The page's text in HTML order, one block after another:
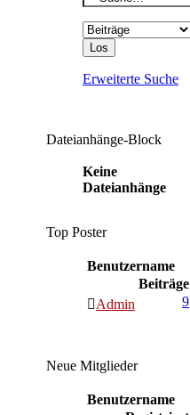
Erweiterte Suche
Dateianhänge-Block
Keine
Dateianhänge
Top Poster
Benutzername
Beiträge
Admin
9
Neue Mitglieder
Benutzername